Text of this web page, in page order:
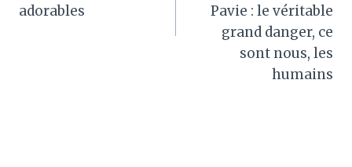
adorables
Pavie : le véritable
grand danger, ce
sont nous, les
humains